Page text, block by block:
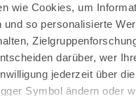
wie Cookies, um
so personalisierte
darüber, wer
jederzeit über
Symbol ändern oder